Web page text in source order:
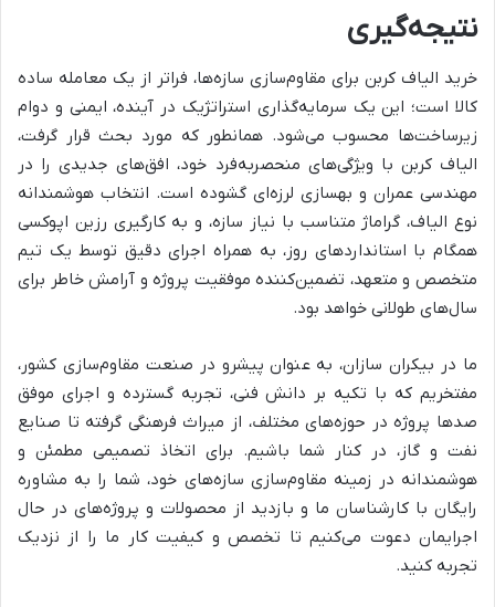
نتیجه‌گیری
خرید الیاف کربن برای مقاوم‌سازی سازه‌ها، فراتر از یک معامله ساده
کالا است؛ این یک سرمایه‌گذاری استراتژیک در آینده، ایمنی و دوام
زیرساخت‌ها محسوب می‌شود. همانطور که مورد بحث قرار گرفت،
الیاف کربن با ویژگی‌های منحصربه‌فرد خود، افق‌های جدیدی را در
مهندسی عمران و بهسازی لرزه‌ای گشوده است. انتخاب هوشمندانه
نوع الیاف، گراماژ متناسب با نیاز سازه، و به کارگیری رزین اپوکسی
همگام با استانداردهای روز، به همراه اجرای دقیق توسط یک تیم
متخصص و متعهد، تضمین‌کننده موفقیت پروژه و آرامش خاطر برای
سال‌های طولانی خواهد بود.
ما در بیکران سازان، به عنوان پیشرو در صنعت مقاوم‌سازی کشور،
مفتخریم که با تکیه بر دانش فنی، تجربه گسترده و اجرای موفق
صدها پروژه در حوزه‌های مختلف، از میراث فرهنگی گرفته تا صنایع
نفت و گاز، در کنار شما باشیم. برای اتخاذ تصمیمی مطمئن و
هوشمندانه در زمینه مقاوم‌سازی سازه‌های خود، شما را به مشاوره
رایگان با کارشناسان ما و بازدید از محصولات و پروژه‌های در حال
اجرایمان دعوت می‌کنیم تا تخصص و کیفیت کار ما را از نزدیک
تجربه کنید.